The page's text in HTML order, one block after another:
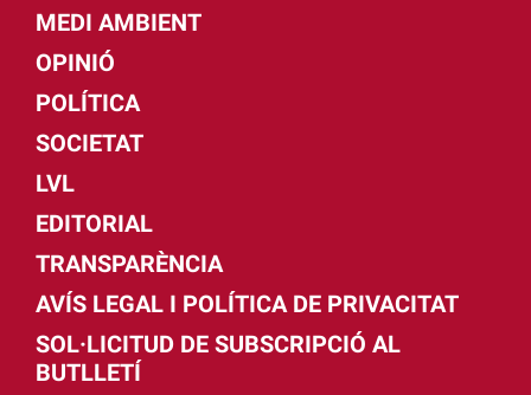
MEDI AMBIENT
OPINIÓ
POLÍTICA
SOCIETAT
LVL
EDITORIAL
TRANSPARÈNCIA
AVÍS LEGAL I POLÍTICA DE PRIVACITAT
SOL·LICITUD DE SUBSCRIPCIÓ AL
BUTLLETÍ